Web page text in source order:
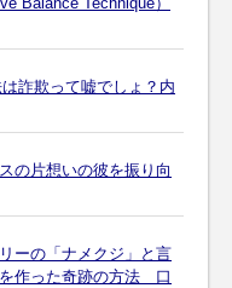
詐欺って嘘でしょ？内
の片想いの彼を振り向
ーの「ナメクジ」と言
作った奇跡の方法 口